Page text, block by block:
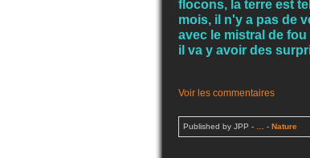
flocons, la terre est
mois, il n'y a pas de
avec le mistral de
il va y avoir des
Voir les commentaires
Published by JPP - - Nature